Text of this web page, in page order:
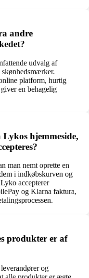
andre
udvalg af
platform, hurtig
en behagelig
hjemmeside,
man nemt oprette en
i indkøbskurven og
accepterer
og Klarna faktura,
produkter er af
og